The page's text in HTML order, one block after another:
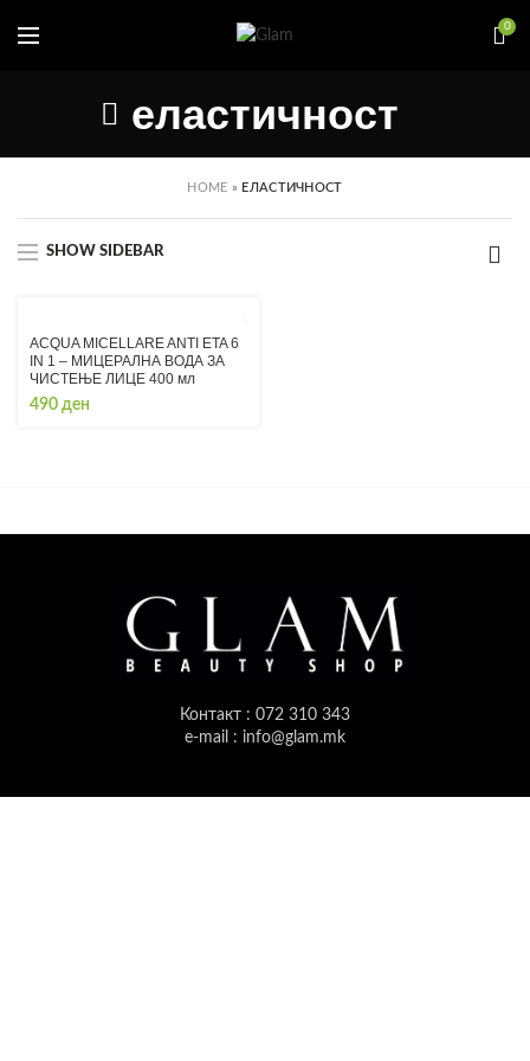
0
еластичност
HOME » ЕЛАСТИЧНОСТ
SHOW SIDEBAR
ACQUA MICELLARE ANTI ETA 6
IN 1 – МИЦЕРАЛНА ВОДА ЗА
ЧИСТЕЊЕ ЛИЦЕ 400 мл
490 ден
Контакт : 072 310 343
e-mail : info@glam.mk